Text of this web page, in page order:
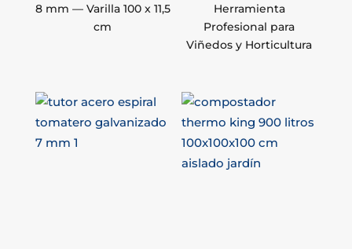
8 mm — Varilla 100 x 11,5
cm
Herramienta
Profesional para
Viñedos y Horticultura